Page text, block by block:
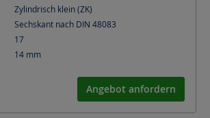
Zylindrisch klein (ZK)
Sechskant nach DIN 48083
17
14 mm
Angebot anfordern